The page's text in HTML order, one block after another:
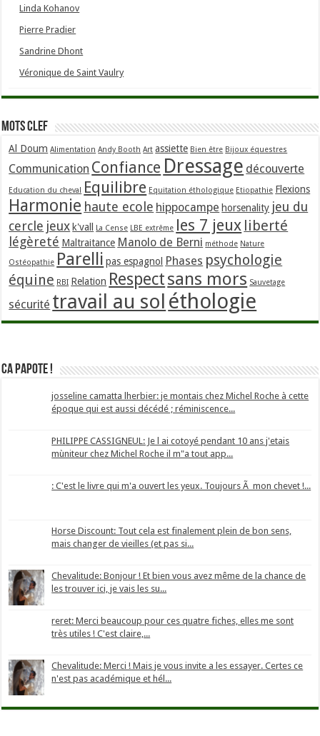
Linda Kohanov
Pierre Pradier
Sandrine Dhont
Véronique de Saint Vaulry
Mots clef
Al Doum Alimentation Andy Booth Art assiette Bien être Bijoux équestres
Communication Confiance Dressage découverte
Education du cheval Equilibre Equitation éthologique Etiopathie Flexions
Harmonie haute ecole hippocampe horsenality jeu du
cercle jeux k'vall La Cense LBE extrême les 7 jeux liberté
légèreté Maltraitance Manolo de Berni méthode Nature
Ostéopathie Parelli pas espagnol Phases psychologie
équine RBI Relation Respectsans mors Sauvetage
sécurité travail au sol éthologie
Ca papote !
josseline camatta lherbier: je montais chez Michel Roche à cette
époque qui est aussi décédé ; réminiscence...
PHILIPPE CASSIGNEUL: Je l ai cotoyé pendant 10 ans j'etais
mùniteur chez Michel Roche il m"a tout app...
: C'est le livre qui m'a ouvert les yeux. Toujours Ã mon chevet !...
Horse Discount: Tout cela est finalement plein de bon sens,
mais changer de vieilles (et pas si...
Chevalitude: Bonjour ! Et bien vous avez même de la chance de
les trouver ici, je vais les su...
reret: Merci beaucoup pour ces quatre fiches, elles me sont
très utiles ! C'est claire,...
Chevalitude: Merci ! Mais je vous invite a les essayer. Certes ce
n'est pas académique et hél...